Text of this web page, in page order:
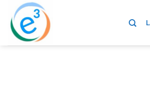
Saltar
contenido